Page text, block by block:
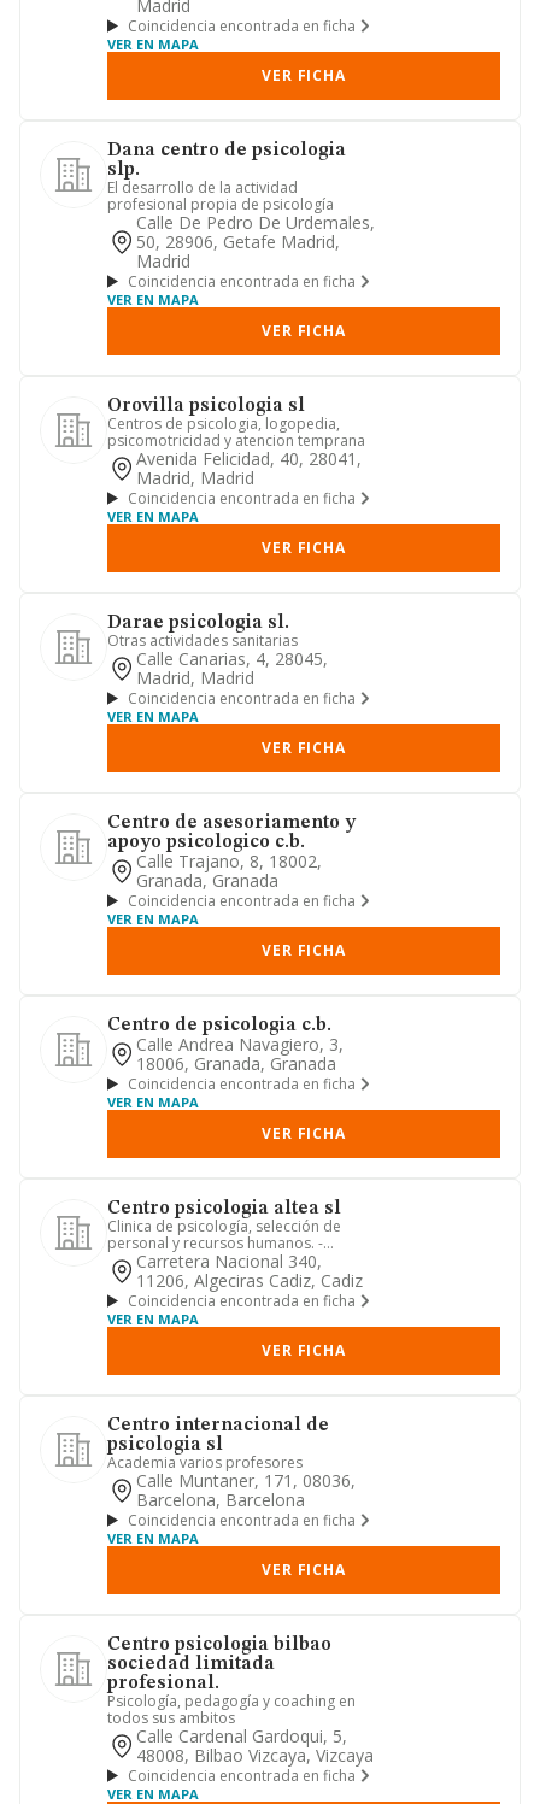
Madrid
Coincidencia encontrada en ficha
VER EN MAPA
VER FICHA
Dana centro de psicologia
slp.
El desarrollo de la actividad
profesional propia de psicología
Calle De Pedro De Urdemales,
50, 28906, Getafe Madrid,
Madrid
Coincidencia encontrada en ficha
VER EN MAPA
VER FICHA
Orovilla psicologia sl
Centros de psicologia, logopedia,
psicomotricidad y atencion temprana
Avenida Felicidad, 40, 28041,
Madrid, Madrid
Coincidencia encontrada en ficha
VER EN MAPA
VER FICHA
Darae psicologia sl.
Otras actividades sanitarias
Calle Canarias, 4, 28045,
Madrid, Madrid
Coincidencia encontrada en ficha
VER EN MAPA
VER FICHA
Centro de asesoriamento y
apoyo psicologico c.b.
Calle Trajano, 8, 18002,
Granada, Granada
Coincidencia encontrada en ficha
VER EN MAPA
VER FICHA
Centro de psicologia c.b.
Calle Andrea Navagiero, 3,
18006, Granada, Granada
Coincidencia encontrada en ficha
VER EN MAPA
VER FICHA
Centro psicologia altea sl
Clinica de psicología, selección de
personal y recursos humanos. -
fomento y divulgación de la psic...
Carretera Nacional 340,
11206, Algeciras Cadiz, Cadiz
Coincidencia encontrada en ficha
VER EN MAPA
VER FICHA
Centro internacional de
psicologia sl
Academia varios profesores
Calle Muntaner, 171, 08036,
Barcelona, Barcelona
Coincidencia encontrada en ficha
VER EN MAPA
VER FICHA
Centro psicologia bilbao
sociedad limitada
profesional.
Psicología, pedagogía y coaching en
todos sus ambitos
Calle Cardenal Gardoqui, 5,
48008, Bilbao Vizcaya, Vizcaya
Coincidencia encontrada en ficha
VER EN MAPA